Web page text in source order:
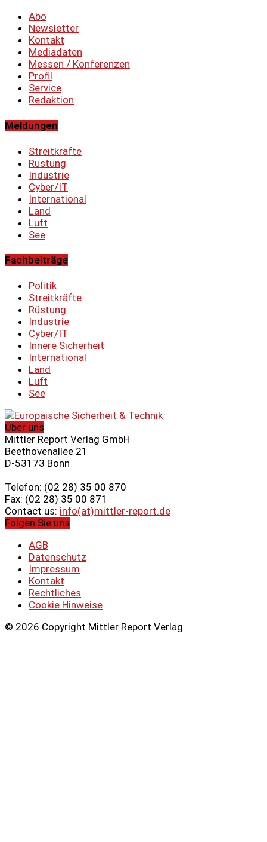
Abo
Newsletter
Kontakt
Mediadaten
Messen / Konferenzen
Profil
Service
Redaktion
Meldungen
Streitkräfte
Rüstung
Industrie
Cyber/IT
International
Land
Luft
See
Fachbeiträge
Politik
Streitkräfte
Rüstung
Industrie
Cyber/IT
Innere Sicherheit
International
Land
Luft
See
Über uns
Mittler Report Verlag GmbH
Beethovenallee 21
D-53173 Bonn
Telefon: (02 28) 35 00 870
Fax: (02 28) 35 00 871
Contact us: info(at)mittler-report.de
Folgen Sie uns
AGB
Datenschutz
Impressum
Kontakt
Rechtliches
Cookie Hinweise
© 2026 Copyright Mittler Report Verlag